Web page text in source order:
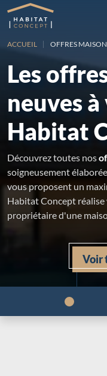
ACCUEIL OFFRES
Les
neuves
Habitat
Découvrez toutes nos
soigneusement
vous proposent un
Habitat Concept
propriétaire d'une
Voir